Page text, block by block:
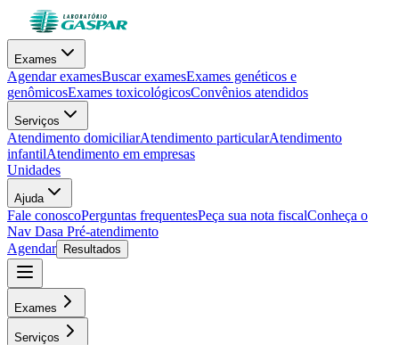
Exames
Agendar examesBuscar examesExames genéticos e
genômicosExames toxicológicosConvênios atendidos
Serviços
Atendimento domiciliarAtendimento particularAtendimento
infantilAtendimento em empresas
Unidades
Ajuda
Fale conoscoPerguntas frequentesPeça sua nota fiscalConheça o
Nav Dasa Pré-atendimento
Agendar
Resultados
Exames
Serviços